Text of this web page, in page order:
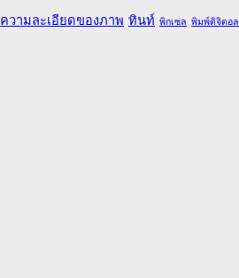
ความละเอียดของภาพ ทินท์ พิกเซล พิมพ์ดิจิตอล